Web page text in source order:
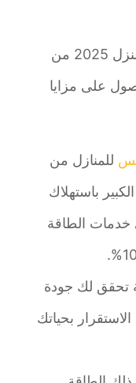
عملية استخدام الطاقة المتجددة للمنزل 2025 من
على مزايا
للمنازل من
باستهلاك
الطاقة
لك جودة
بحياتك